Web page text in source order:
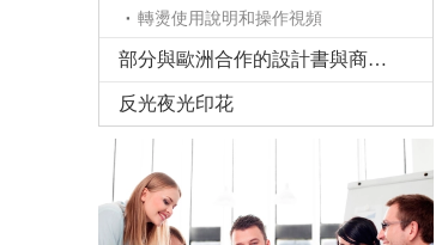
轉燙使用說明和操作視頻
部分與歐洲合作的設計書與商標書
反光夜光印花